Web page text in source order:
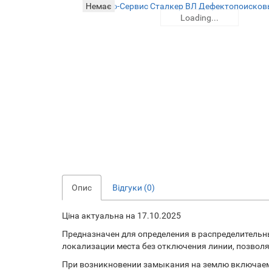
Немає
Loading...
Loading...
Опис Відгуки (0)
Ціна актуальна на 17.10.2025
Предназначен для определения в
локализации места без отключения линии,
При возникновении замыкания на землю